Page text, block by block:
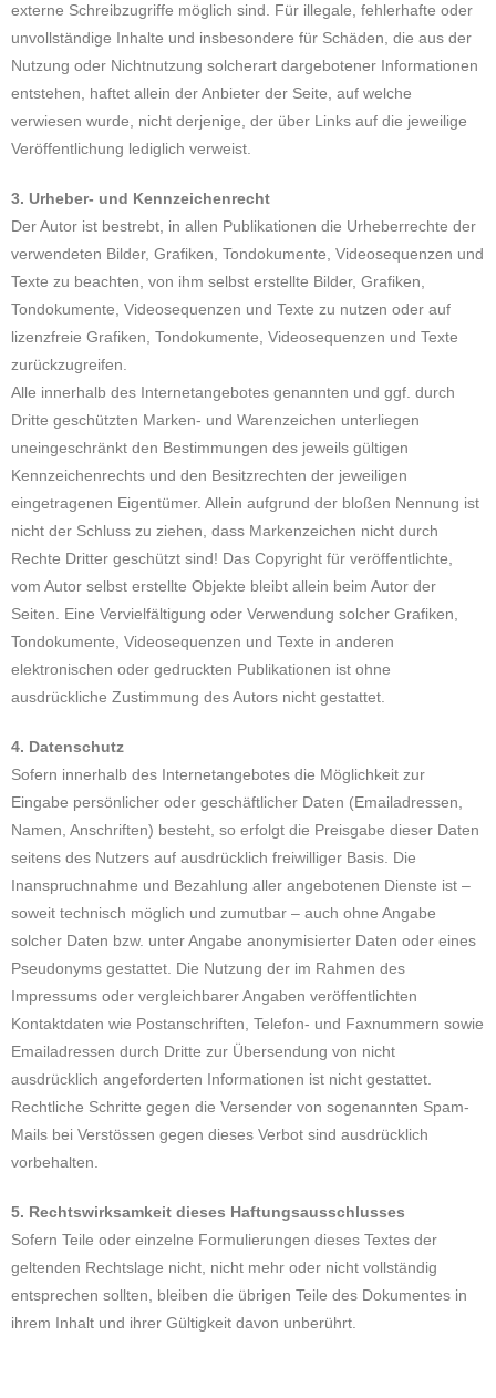
externe Schreibzugriffe möglich sind. Für illegale, fehlerhafte oder
unvollständige Inhalte und insbesondere für Schäden, die aus der
Nutzung oder Nichtnutzung solcherart dargebotener Informationen
entstehen, haftet allein der Anbieter der Seite, auf welche
verwiesen wurde, nicht derjenige, der über Links auf die jeweilige
Veröffentlichung lediglich verweist.
3. Urheber- und Kennzeichenrecht
Der Autor ist bestrebt, in allen Publikationen die Urheberrechte der
verwendeten Bilder, Grafiken, Tondokumente, Videosequenzen und
Texte zu beachten, von ihm selbst erstellte Bilder, Grafiken,
Tondokumente, Videosequenzen und Texte zu nutzen oder auf
lizenzfreie Grafiken, Tondokumente, Videosequenzen und Texte
zurückzugreifen.
Alle innerhalb des Internetangebotes genannten und ggf. durch
Dritte geschützten Marken- und Warenzeichen unterliegen
uneingeschränkt den Bestimmungen des jeweils gültigen
Kennzeichenrechts und den Besitzrechten der jeweiligen
eingetragenen Eigentümer. Allein aufgrund der bloßen Nennung ist
nicht der Schluss zu ziehen, dass Markenzeichen nicht durch
Rechte Dritter geschützt sind! Das Copyright für veröffentlichte,
vom Autor selbst erstellte Objekte bleibt allein beim Autor der
Seiten. Eine Vervielfältigung oder Verwendung solcher Grafiken,
Tondokumente, Videosequenzen und Texte in anderen
elektronischen oder gedruckten Publikationen ist ohne
ausdrückliche Zustimmung des Autors nicht gestattet.
4. Datenschutz
Sofern innerhalb des Internetangebotes die Möglichkeit zur
Eingabe persönlicher oder geschäftlicher Daten (Emailadressen,
Namen, Anschriften) besteht, so erfolgt die Preisgabe dieser Daten
seitens des Nutzers auf ausdrücklich freiwilliger Basis. Die
Inanspruchnahme und Bezahlung aller angebotenen Dienste ist –
soweit technisch möglich und zumutbar – auch ohne Angabe
solcher Daten bzw. unter Angabe anonymisierter Daten oder eines
Pseudonyms gestattet. Die Nutzung der im Rahmen des
Impressums oder vergleichbarer Angaben veröffentlichten
Kontaktdaten wie Postanschriften, Telefon- und Faxnummern sowie
Emailadressen durch Dritte zur Übersendung von nicht
ausdrücklich angeforderten Informationen ist nicht gestattet.
Rechtliche Schritte gegen die Versender von sogenannten Spam-
Mails bei Verstössen gegen dieses Verbot sind ausdrücklich
vorbehalten.
5. Rechtswirksamkeit dieses Haftungsausschlusses
Sofern Teile oder einzelne Formulierungen dieses Textes der
geltenden Rechtslage nicht, nicht mehr oder nicht vollständig
entsprechen sollten, bleiben die übrigen Teile des Dokumentes in
ihrem Inhalt und ihrer Gültigkeit davon unberührt.